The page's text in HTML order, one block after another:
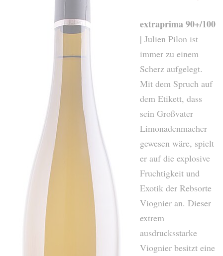
extraprima 90+/100
| Julien Pilon ist
immer zu einem
Scherz aufgelegt.
Mit dem Spruch auf
dem Etikett, dass
sein Großvater
Limonadenmacher
gewesen wäre, spielt
er auf die explosive
Fruchtigkeit und
Exotik der Rebsorte
Viognier an. Dieser
extrem
ausdrucksstarke
Viognier besitzt eine